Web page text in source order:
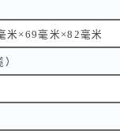
米×69毫米×82毫米